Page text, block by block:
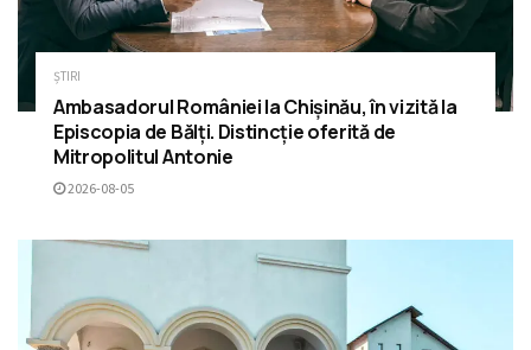
ȘTIRI
Ambasadorul României la Chișinău, în vizită la
Episcopia de Bălți. Distincție oferită de
Mitropolitul Antonie
2026-08-05